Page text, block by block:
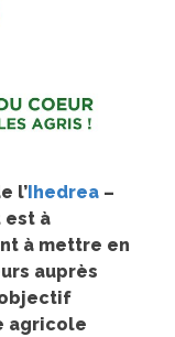
l’ Ihedrea –
est à
à mettre en
auprès
agricole